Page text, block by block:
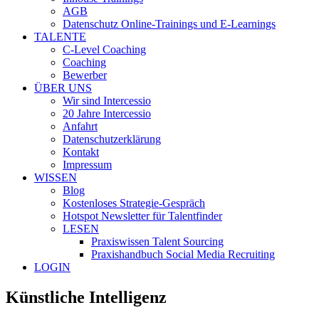
AGB
Datenschutz Online-Trainings und E-Learnings
TALENTE
C-Level Coaching
Coaching
Bewerber
ÜBER UNS
Wir sind Intercessio
20 Jahre Intercessio
Anfahrt
Datenschutzerklärung
Kontakt
Impressum
WISSEN
Blog
Kostenloses Strategie-Gespräch
Hotspot Newsletter für Talentfinder
LESEN
Praxiswissen Talent Sourcing
Praxishandbuch Social Media Recruiting
LOGIN
Künstliche Intelligenz